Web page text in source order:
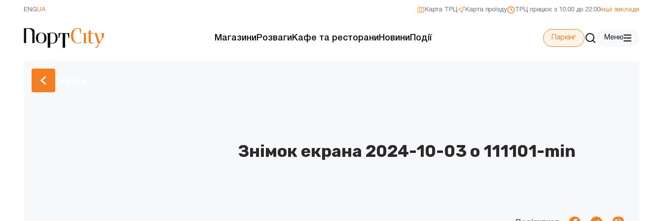
ENGUA Карта ТРЦ Карта проїзду ТРЦ працює з 10:00 до 22:00інші заклади
Магазини Розваги Кафе та ресторани Новини Події Паркінг Меню
Знімок екрана 2024-10-03 о 111101-min